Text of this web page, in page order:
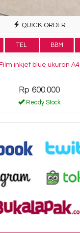
QUICK ORDER
TEL BBM
Film inkjet blue ukuran A4
Rp 600.000
Ready Stock